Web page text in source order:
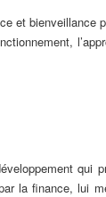
et bienveillance
qui
la finance, lui